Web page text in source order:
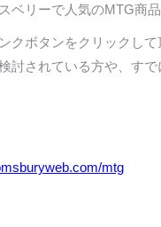
ベリーで人気のMTG商
クボタンをクリックし
討されている方や、す
mtg